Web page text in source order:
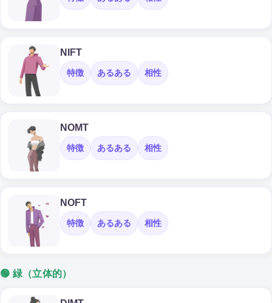
NIFT
特徴 あるある 相性
NOMT
特徴 あるある 相性
NOFT
特徴 あるある 相性
🟢 緑（立体的）